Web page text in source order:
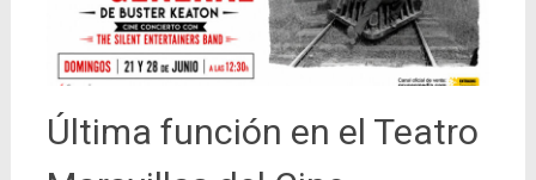
Última función en el Teatro